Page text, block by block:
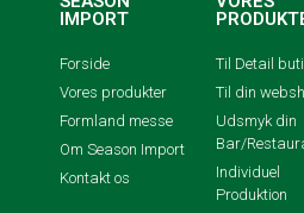
IMPORT
Forside
Vores produkter
Formland messe
Om Season Import
Kontakt os
Til Detail
Til din
Udsmyk din
Bar/
Individuel
Produktion